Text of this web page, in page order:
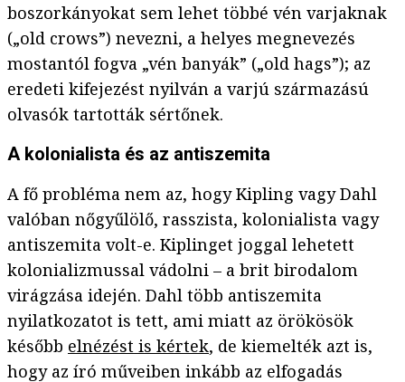
boszorkányokat sem lehet többé vén varjaknak
(„old crows”) nevezni, a helyes megnevezés
mostantól fogva „vén banyák” („old hags”); az
eredeti kifejezést nyilván a varjú származású
olvasók tartották sértőnek.
A kolonialista és az antiszemita
A fő probléma nem az, hogy Kipling vagy Dahl
valóban nőgyűlölő, rasszista, kolonialista vagy
antiszemita volt-e. Kiplinget joggal lehetett
kolonializmussal vádolni – a brit birodalom
virágzása idején. Dahl több antiszemita
nyilatkozatot is tett, ami miatt az örökösök
később elnézést is kértek, de kiemelték azt is,
hogy az író műveiben inkább az elfogadás